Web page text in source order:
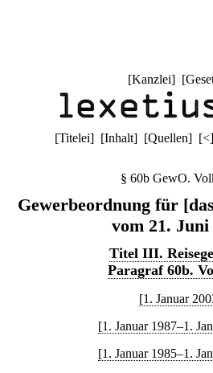
[Kanzlei] [
[Titelei] [Inhalt] [Quellen] [<]
§ 60b GewO.
Gewerbeordnung für
vom 21. Juni
Titel III.
Paragraf 60b.
[1. Januar
[1. Januar 1987–1.
[1. Januar 1985–1.